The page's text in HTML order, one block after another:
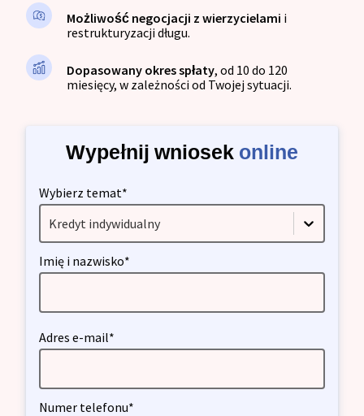
Możliwość negocjacji z wierzycielami i
restrukturyzacji długu.
Dopasowany okres spłaty, od 10 do 120
miesięcy, w zależności od Twojej sytuacji.
Wypełnij wniosek online
Wybierz temat*
Kredyt indywidualny
Imię i nazwisko*
Adres e-mail*
Numer telefonu*